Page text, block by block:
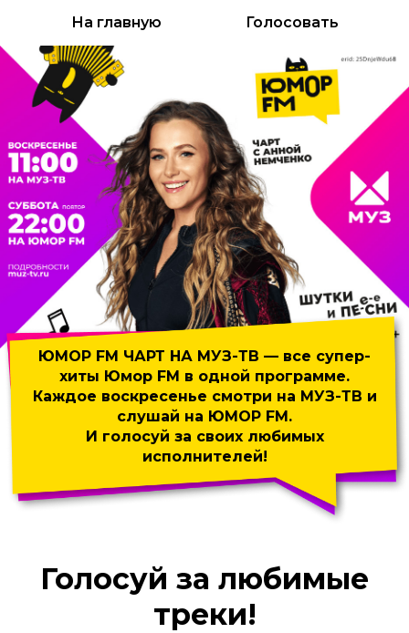
На главную Голосовать
ЮМОР FM ЧАРТ НА МУЗ-ТВ — все супер-
хиты Юмор FM в одной программе.
Каждое воскресенье смотри на МУЗ-ТВ и
слушай на ЮМОР FM.
И голосуй за своих любимых
исполнителей!
Голосуй за любимые
треки!